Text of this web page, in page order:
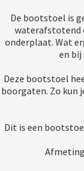
De bootstoel is
waterafstotend
onderplaat. Wat
en bij
Deze bootstoel
boorgaten. Zo kun
Dit is een